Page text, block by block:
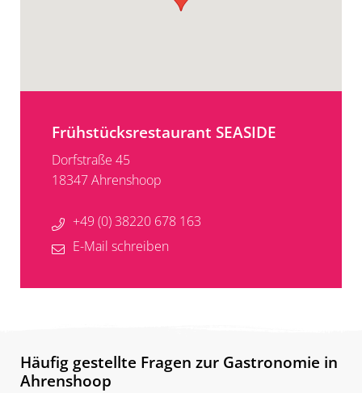
Frühstücksrestaurant SEASIDE
Dorfstraße 45
18347 Ahrenshoop
+49 (0) 38220 678 163
E-Mail schreiben
Häufig gestellte Fragen zur Gastronomie in
Ahrenshoop